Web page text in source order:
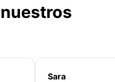
Sara